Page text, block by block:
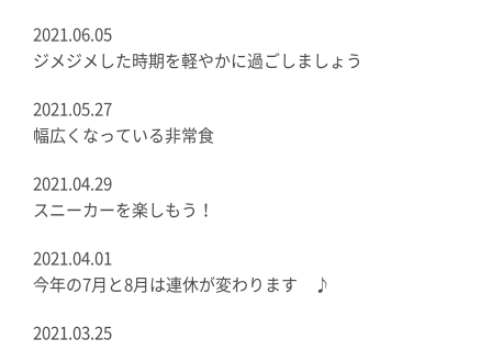
2021.06.05
ジメジメした時期を軽やかに過ごしましょう
2021.05.27
幅広くなっている非常食
2021.04.29
スニーカーを楽しもう！
2021.04.01
今年の7月と8月は連休が変わります ♪
2021.03.25